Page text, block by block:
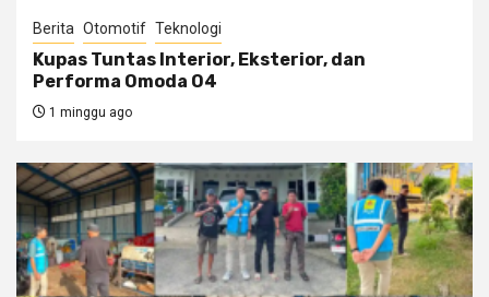
Berita Otomotif Teknologi
Kupas Tuntas Interior, Eksterior, dan
Performa Omoda O4
1 minggu ago